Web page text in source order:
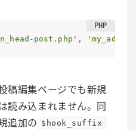
post.php' ,
稿編集ページでも新規
読み込まれません。同
追加の $hook_suffix